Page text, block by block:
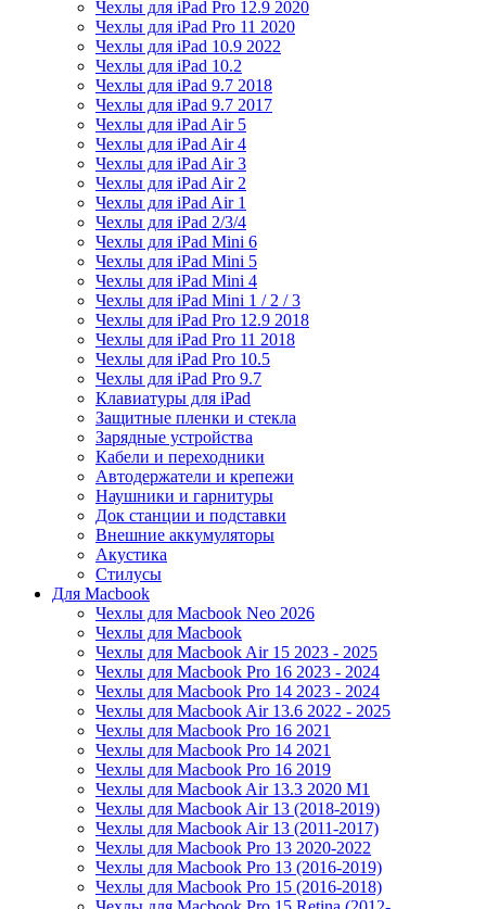
Чехлы для iPad Pro 12.9 2020
Чехлы для iPad Pro 11 2020
Чехлы для iPad 10.9 2022
Чехлы для iPad 10.2
Чехлы для iPad 9.7 2018
Чехлы для iPad 9.7 2017
Чехлы для iPad Air 5
Чехлы для iPad Air 4
Чехлы для iPad Air 3
Чехлы для iPad Air 2
Чехлы для iPad Air 1
Чехлы для iPad 2/3/4
Чехлы для iPad Mini 6
Чехлы для iPad Mini 5
Чехлы для iPad Mini 4
Чехлы для iPad Mini 1 / 2 / 3
Чехлы для iPad Pro 12.9 2018
Чехлы для iPad Pro 11 2018
Чехлы для iPad Pro 10.5
Чехлы для iPad Pro 9.7
Клавиатуры для iPad
Защитные пленки и стекла
Зарядные устройства
Кабели и переходники
Автодержатели и крепежи
Наушники и гарнитуры
Док станции и подставки
Внешние аккумуляторы
Акустика
Стилусы
Для Macbook
Чехлы для Macbook Neo 2026
Чехлы для Macbook
Чехлы для Macbook Air 15 2023 - 2025
Чехлы для Macbook Pro 16 2023 - 2024
Чехлы для Macbook Pro 14 2023 - 2024
Чехлы для Macbook Air 13.6 2022 - 2025
Чехлы для Macbook Pro 16 2021
Чехлы для Macbook Pro 14 2021
Чехлы для Macbook Pro 16 2019
Чехлы для Macbook Air 13.3 2020 M1
Чехлы для Macbook Air 13 (2018-2019)
Чехлы для Macbook Air 13 (2011-2017)
Чехлы для Macbook Pro 13 2020-2022
Чехлы для Macbook Pro 13 (2016-2019)
Чехлы для Macbook Pro 15 (2016-2018)